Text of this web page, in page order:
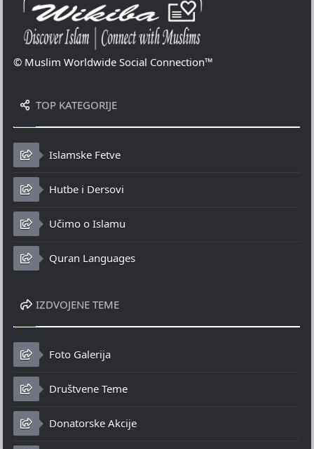
© Muslim Worldwide Social Connection™
TOP KATEGORIJE
Islamske Fetve
Hutbe i Dersovi
Učimo o Islamu
Quran Languages
IZDVOJENE TEME
Foto Galerija
Društvene Teme
Donatorske Akcije